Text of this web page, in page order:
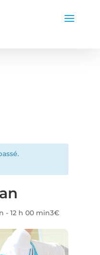
- 12 h 00 min3€